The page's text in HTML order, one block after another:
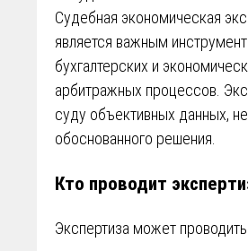
Судебная экономическая
является важным
бухгалтерских и
арбитражных процессов.
суду объективных данных,
обоснованного решения.
Кто проводит
Экспертиза может